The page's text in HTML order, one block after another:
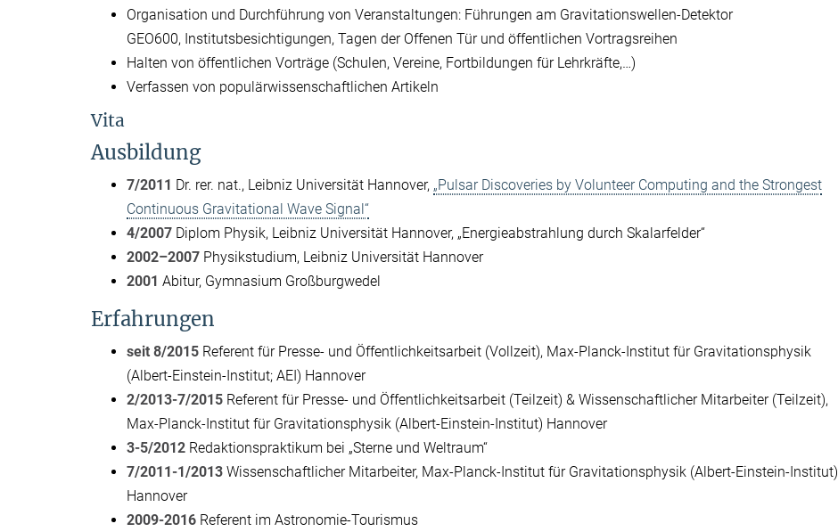
Organisation und Durchführung von Veranstaltungen: Führungen am Gravitationswellen-Detektor
GEO600, Institutsbesichtigungen, Tagen der Offenen Tür und öffentlichen Vortragsreihen
Halten von öffentlichen Vorträge (Schulen, Vereine, Fortbildungen für Lehrkräfte,…)
Verfassen von populärwissenschaftlichen Artikeln
Vita
Ausbildung
7/2011 Dr. rer. nat., Leibniz Universität Hannover, „Pulsar Discoveries by Volunteer Computing and the Strongest
Continuous Gravitational Wave Signal“
4/2007 Diplom Physik, Leibniz Universität Hannover, „Energieabstrahlung durch Skalarfelder“
2002–2007 Physikstudium, Leibniz Universität Hannover
2001 Abitur, Gymnasium Großburgwedel
Erfahrungen
seit 8/2015 Referent für Presse- und Öffentlichkeitsarbeit (Vollzeit), Max-Planck-Institut für Gravitationsphysik
(Albert-Einstein-Institut; AEI) Hannover
2/2013-7/2015 Referent für Presse- und Öffentlichkeitsarbeit (Teilzeit) & Wissenschaftlicher Mitarbeiter (Teilzeit),
Max-Planck-Institut für Gravitationsphysik (Albert-Einstein-Institut) Hannover
3-5/2012 Redaktionspraktikum bei „Sterne und Weltraum“
7/2011-1/2013 Wissenschaftlicher Mitarbeiter, Max-Planck-Institut für Gravitationsphysik (Albert-Einstein-Institut)
Hannover
2009-2016 Referent im Astronomie-Tourismus